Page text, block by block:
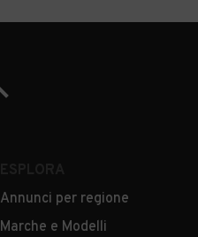
Annunci per regione
Marche e Modelli